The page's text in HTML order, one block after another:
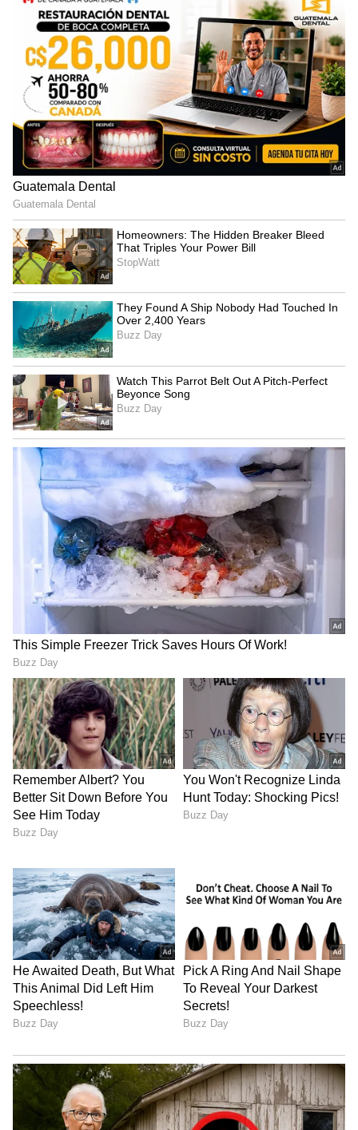
ಬಗ್ಗೆಯೂ ಲಕ್ಷ್ಮೀಕಾಂತ್ ಅಸಮಾಧಾನ ವ್ಯಕ್ತಪಡಿಸಿದ್ದನು.
ಇದೀಗ ಜೈದೇವ್‌ನನ್ನು ನೋಡಲು ಹೋಗುವ ಬಗ್ಗೆ ಶಕುಂತಲಾ
ಹೇಳಿದ ಮಾತು ಕೇಳಿಸಿಕೊಂಡ ಲಕ್ಷ್ಮೀಕಾಂತ್ ಮುಂದೇನು
ಮಾಡ್ತಾನೆ ಎಂಬುದರ ಬಗ್ಗೆಯೂ ಕುತೂಹಲ ಮೂಡಿದೆ.
4
5
Image Credit :Zee Kannada
ಕೆಡಿ ಮಗನಿಗೆ ಬೇಲ್
ಇದೀಗ ಮೂರನೇ ವ್ಯಕ್ತಿಯ ಮೂಲಕ ಮಗನಿಗೆ ಬೇಲ್
ಕೊಡಿಸುವಲ್ಲಿ ಶಕುಂತಲಾ ಸಕ್ಸಸ್ ಆಗಿದ್ದಾಳೆ. ಹಾಗೆಯೇ
ಮನೆಯಿಂದ ಹೊರಗೆ ಜೈದೇವ್‌ನನ್ನು ಭೇಟಿಯಾಗಿದ್ದಾಳೆ.
ಹಾಗೆಯೇ ತಾನು ಮಾಡುತ್ತಿರೋದೆಲ್ಲವೂ ನಾಟಕ ಎಂಬುದನ್ನು
ಮಗನ ಮುಂದೆ ಶಕುಂತಲಾ ಹೇಳಿಕೊಂಡಿದ್ದಾಳೆ. ಇದರಿಂದ
ಇಷ್ಟುದಿನ ಟ್ವಿಸ್ಟ್‌ ಆಗಿ ಕಾಯುತ್ತಿದ್ದ ಸೀರಿಯಲ್ ವೀಕ್ಷಕರಿಗೆ
ಖುಷಿ ಒಂದು ಕಡೆಯಾದ್ರೆ, ಸೀರಿಯಲ್ ಮುಗಿಯಲ್ಲ ಎಂದು
ನಿಟ್ಟುಸಿರು ಬಿಟ್ಟಿದ್ದಾರೆ.
ಇದನ್ನೂ ಓದಿ:Amruthadhaare Serial: ಇನ್ಫೋಸಿಸ್‌
ನಾರಾಯಣ್‌ ಮೂರ್ತಿ ರೀತಿ ಪತ್ನಿ ಬರಹಕ್ಕೆ ಬೆಂಬಲ ಕೊಟ್ಟ
5
ಜೈದೇವ್ ಹಿಂದೆ ಬಿದ್ದಿರೋ ಜೀವ
ಇನ್ನು ಭೂಮಿಕಾ ಸೋದರ ಜೀವ, ಜೈದೇವ್‌ ಹಿಂದೆಯೇ